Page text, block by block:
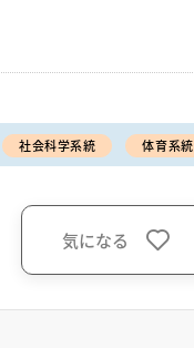
社会科学系統 体育系統
気になる